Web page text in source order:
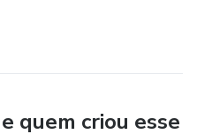
quem criou esse